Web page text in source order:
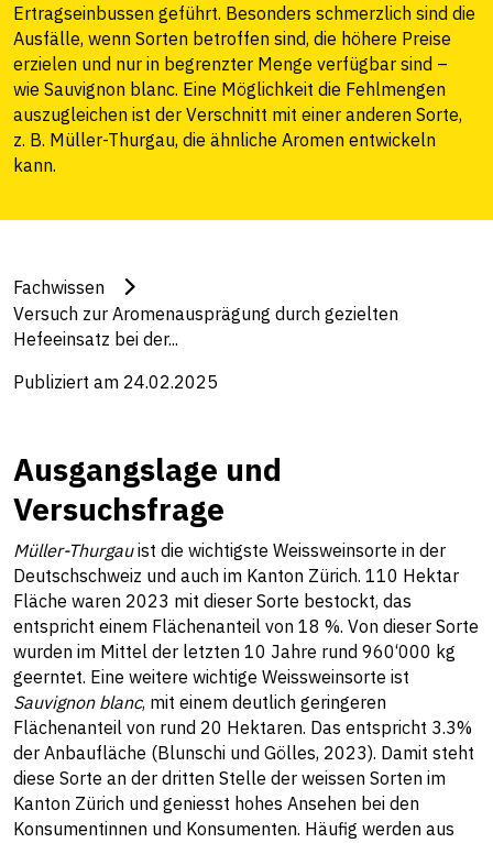
Ertragseinbussen geführt. Besonders schmerzlich sind die
Ausfälle, wenn Sorten betroffen sind, die höhere Preise
erzielen und nur in begrenzter Menge verfügbar sind –
wie Sauvignon blanc. Eine Möglichkeit die Fehlmengen
auszugleichen ist der Verschnitt mit einer anderen Sorte,
z. B. Müller-Thurgau, die ähnliche Aromen entwickeln
kann.
Fachwissen
Versuch zur Aromenausprägung durch gezielten
Hefeeinsatz bei der...
Publiziert am 24.02.2025
Ausgangslage und
Versuchsfrage
Müller-Thurgauist die wichtigste Weissweinsorte in der
Deutschschweiz und auch im Kanton Zürich. 110 Hektar
Fläche waren 2023 mit dieser Sorte bestockt, das
entspricht einem Flächenanteil von 18 %. Von dieser Sorte
wurden im Mittel der letzten 10 Jahre rund 960‘000 kg
geerntet. Eine weitere wichtige Weissweinsorte ist
Sauvignon blanc, mit einem deutlich geringeren
Flächenanteil von rund 20 Hektaren. Das entspricht 3.3%
der Anbaufläche (Blunschi und Gölles, 2023). Damit steht
diese Sorte an der dritten Stelle der weissen Sorten im
Kanton Zürich und geniesst hohes Ansehen bei den
Konsumentinnen und Konsumenten. Häufig werden aus